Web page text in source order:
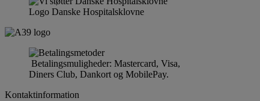
Logo Danske Hospitalsklovne
Betalingsmuligheder: Mastercard, Visa,
Diners Club, Dankort og MobilePay.
Kontaktinformation